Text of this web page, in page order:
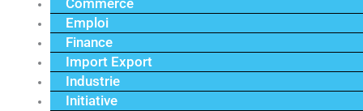
Commerce
Emploi
Finance
Import Export
Industrie
Initiative